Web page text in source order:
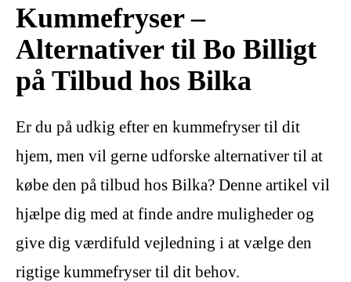
Kummefryser –
Alternativer til Bo Billigt
på Tilbud hos Bilka
Er du på udkig efter en kummefryser til dit
hjem, men vil gerne udforske alternativer til at
købe den på tilbud hos Bilka? Denne artikel vil
hjælpe dig med at finde andre muligheder og
give dig værdifuld vejledning i at vælge den
rigtige kummefryser til dit behov.